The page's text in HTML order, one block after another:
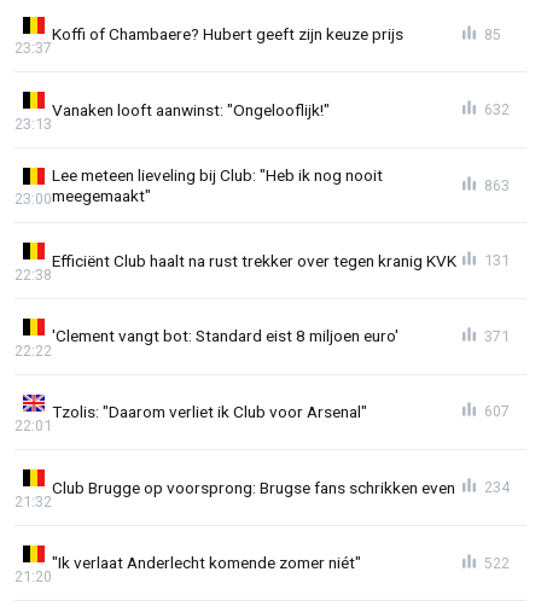
Koffi of Chambaere? Hubert geeft zijn keuze prijs
23:37
85
Vanaken looft aanwinst: "Ongelooflijk!"
23:13
632
Lee meteen lieveling bij Club: "Heb ik nog nooit
meegemaakt"
23:00
863
Efficiënt Club haalt na rust trekker over tegen kranig KVK
22:38
131
'Clement vangt bot: Standard eist 8 miljoen euro'
22:22
371
Tzolis: "Daarom verliet ik Club voor Arsenal"
22:01
607
Club Brugge op voorsprong: Brugse fans schrikken even
21:32
234
"Ik verlaat Anderlecht komende zomer niét"
21:20
522